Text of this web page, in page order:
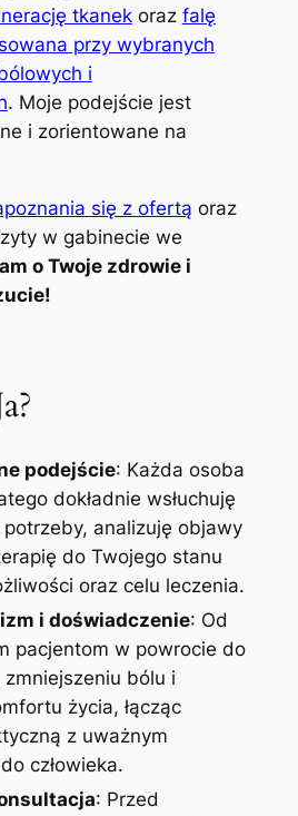
tkanekoraz falę
przy wybranych
i
. Moje podejście jest
i zorientowane na
się z ofertą oraz
w gabinecie we
o Twoje zdrowie i
podejście: Każda osoba
dokładnie wsłuchuję
analizuję objawy
do Twojego stanu
oraz celu leczenia.
i doświadczenie: Od
pacjentom w powrocie do
bólu i
życia, łącząc
z uważnym
człowieka.
: Przed